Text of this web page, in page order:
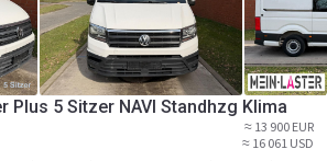
Plus 5 Sitzer NAVI Standhzg Klima
≈ 13 900 EUR
≈ 16 061 USD